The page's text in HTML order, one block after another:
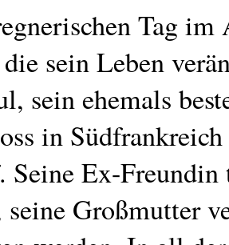
Tag
sein Leben
sein ehemals
in
Seine Ex-
seine Großmutter